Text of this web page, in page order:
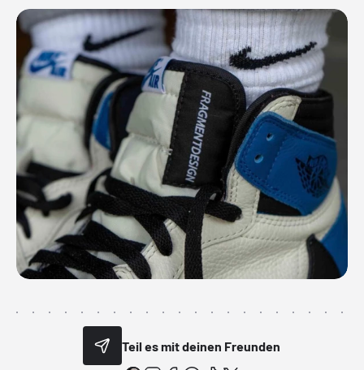
Teil es mit deinen Freunden